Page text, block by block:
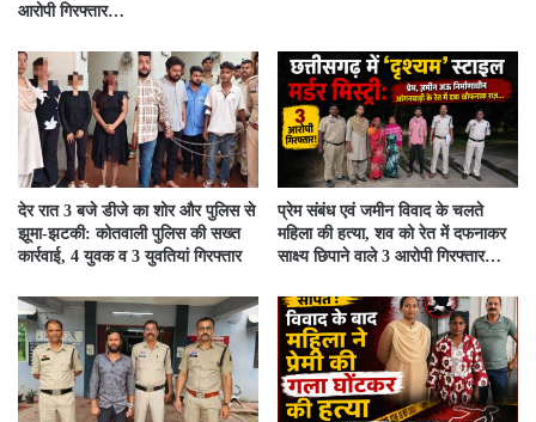
आरोपी गिरफ्तार…
देर रात 3 बजे डीजे का शोर और पुलिस से
झूमा-झटकी: कोतवाली पुलिस की सख्त
कार्रवाई, 4 युवक व 3 युवतियां गिरफ्तार
प्रेम संबंध एवं जमीन विवाद के चलते
महिला की हत्या, शव को रेत में दफनाकर
साक्ष्य छिपाने वाले 3 आरोपी गिरफ्तार…